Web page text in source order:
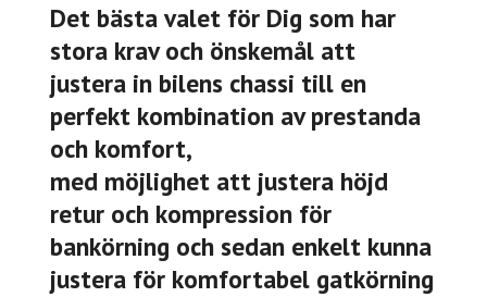
Det bästa valet för Dig som har
stora krav och önskemål att
justera in bilens chassi till en
perfekt kombination av prestanda
och komfort,
med möjlighet att justera höjd
retur och kompression för
bankörning och sedan enkelt kunna
justera för komfortabel gatkörning